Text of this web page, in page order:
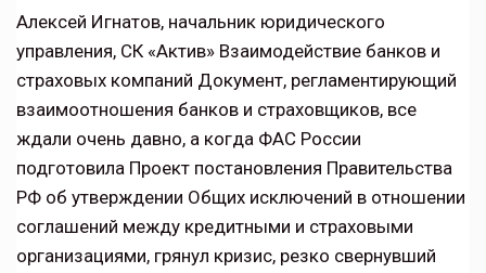
Алексей Игнатов, начальник юридического
управления, СК «Актив» Взаимодействие банков и
страховых компаний Документ, регламентирующий
взаимоотношения банков и страховщиков, все
ждали очень давно, а когда ФАС России
подготовила Проект постановления Правительства
РФ об утверждении Общих исключений в отношении
соглашений между кредитными и страховыми
организациями, грянул кризис, резко свернувший